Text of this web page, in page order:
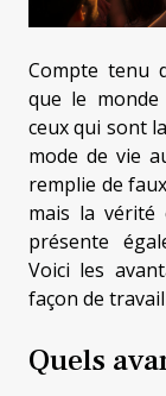
Compte tenu
que le
ceux qui sont
mode de vie
remplie de
mais la vérité
présente
Voici les
façon de
Quels